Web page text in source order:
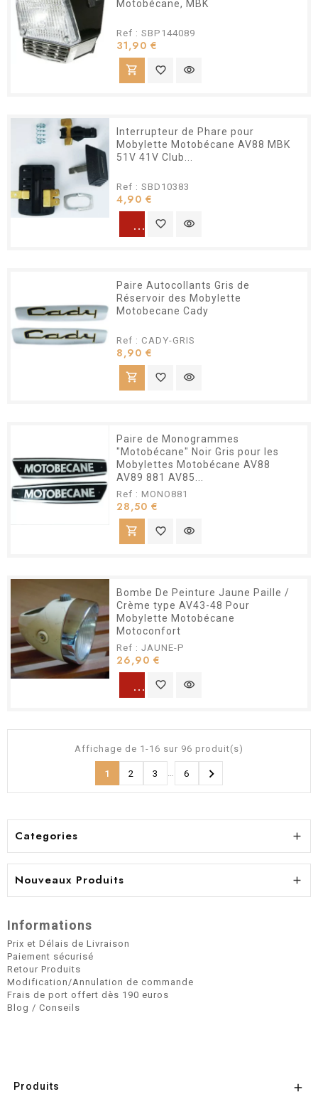
Motobécane, MBK
Ref : SBP144089
31,90 €
shopping_cart favorite_border visibility
Interrupteur de Phare pour
Mobylette Motobécane AV88 MBK
51V 41V Club...
Ref : SBD10383
4,90 €
favorite_border visibility
Paire Autocollants Gris de
Réservoir des Mobylette
Motobecane Cady
Ref : CADY-GRIS
8,90 €
shopping_cart favorite_border visibility
Paire de Monogrammes
"Motobécane" Noir Gris pour les
Mobylettes Motobécane AV88
AV89 881 AV85...
Ref : MONO881
28,50 €
shopping_cart favorite_border visibility
Bombe De Peinture Jaune Paille /
Crème type AV43-48 Pour
Mobylette Motobécane
Motoconfort
Ref : JAUNE-P
26,90 €
favorite_border visibility
Affichage de 1-16 sur 96 produit(s)
1 2 3 … 6 
Categories 
Nouveaux Produits 
Informations
Prix et Délais de Livraison
Paiement sécurisé
Retour Produits
Modification/Annulation de commande
Frais de port offert dès 190 euros
Blog / Conseils
Produits 